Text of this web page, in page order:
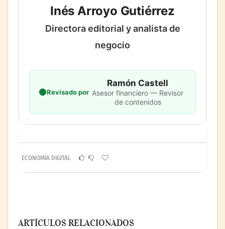
Inés Arroyo Gutiérrez
Directora editorial y analista de
negocio
Revisado por
Ramón Castell
Asesor financiero — Revisor
de contenidos
ECONOMÍA DIGITAL
ARTÍCULOS RELACIONADOS